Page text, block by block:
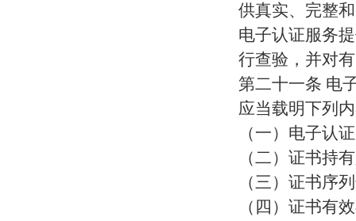
供真实、完整
电子认证服务
行查验，并对
第二十一条 电
应当载明下列
（一）电子认
（二）证书持
（三）证书序
（四）证书有